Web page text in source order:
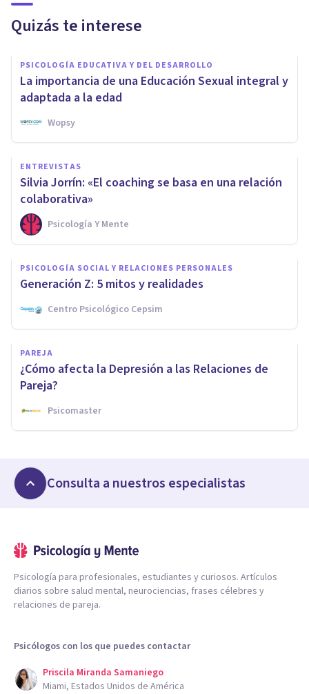
Quizás te interese
PSICOLOGÍA EDUCATIVA Y DEL DESARROLLO
La importancia de una Educación Sexual integral y
adaptada a la edad
Wopsy
ENTREVISTAS
Silvia Jorrín: «El coaching se basa en una relación
colaborativa»
Psicología Y Mente
PSICOLOGÍA SOCIAL Y RELACIONES PERSONALES
Generación Z: 5 mitos y realidades
Centro Psicológico Cepsim
PAREJA
¿Cómo afecta la Depresión a las Relaciones de
Pareja?
Psicomaster
Consulta a nuestros especialistas
Psicología para profesionales, estudiantes y curiosos. Artículos
diarios sobre salud mental, neurociencias, frases célebres y
relaciones de pareja.
Psicólogos con los que puedes contactar
Priscila Miranda Samaniego
Miami, Estados Unidos de América